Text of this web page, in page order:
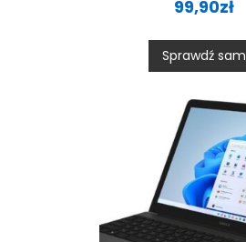
t
0
o
u
t
99,90zł
Sprawdź sam